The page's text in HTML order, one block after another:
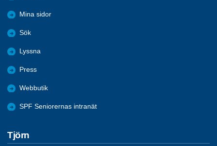
Mina sidor
Sök
Lyssna
Press
Webbutik
SPF Seniorernas intranät
Tjörn